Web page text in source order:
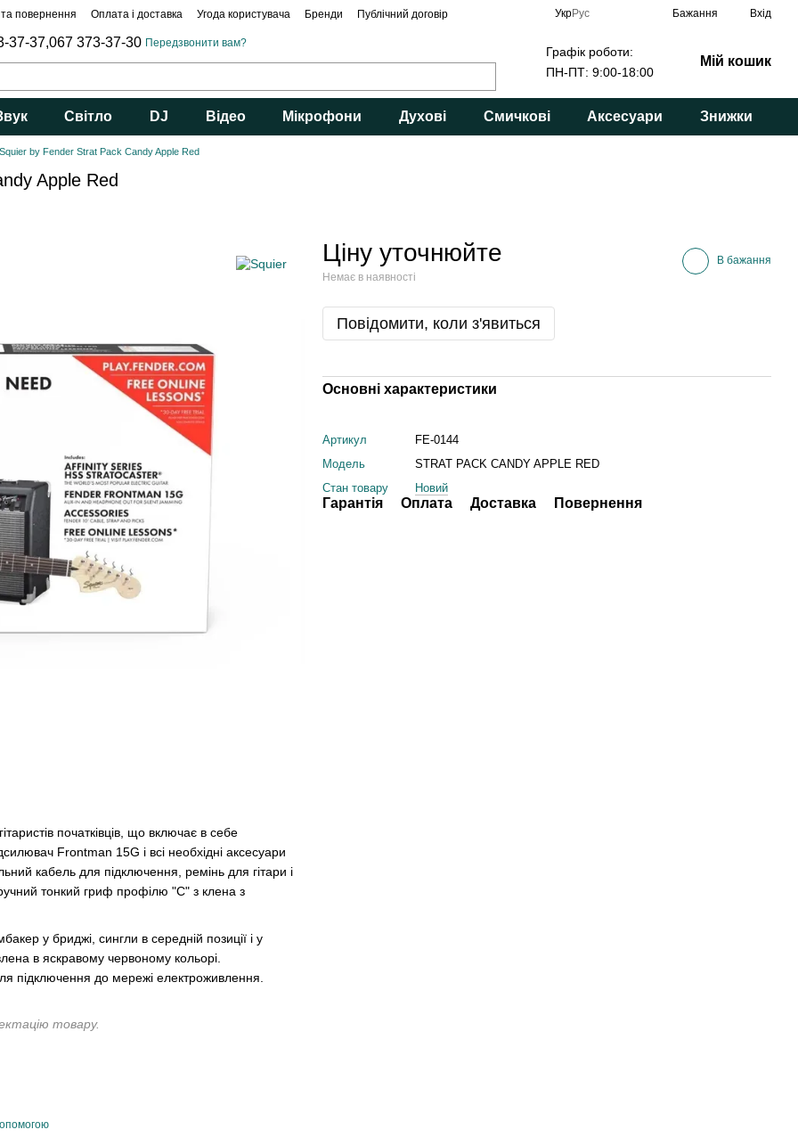
повернення Оплата і доставка Угода користувача Бренди Публічний договір УкрРус Бажання Вхід
37-37,067 373-37-30 Передзвонити вам?
Графік роботи:
ПН-ПТ: 9:00-18:00
Мій кошик
Світло DJ Відео Мікрофони Духові Смичкові Аксесуари Знижки
Squier by Fender Strat Pack Candy Apple Red
Apple Red
початківців, що включає в себе
Frontman 15G і всі необхідні аксесуари
кабель для підключення, ремінь для гітари і
тонкий гриф профілю "C" з клена з
у бриджі, сингли в середній позиції і у
в яскравому червоному кольорі.
підключення до мережі електроживлення.
товару.
Ціну уточнюйте
Немає в наявності
В бажання
Повідомити, коли з'явиться
Основні характеристики
Артикул
FE-0144
Модель
STRAT PACK CANDY APPLE RED
Стан товару
Новий
Гарантія Оплата Доставка Повернення